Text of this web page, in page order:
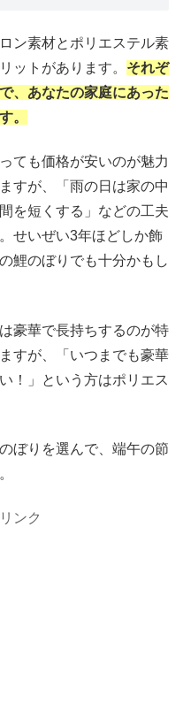
ン素材とポリエステル素
ットがあります。 それぞ
、あなたの家庭にあった
。
ても価格が安いのが魅力
すが、「雨の日は家の中
を短くする」などの工夫
せいぜい3年ほどしか飾
鯉のぼりでも十分かもし
豪華で長持ちするのが特
すが、「いつまでも豪華
！」という方はポリエス
ぼりを選んで、端午の節
ンク